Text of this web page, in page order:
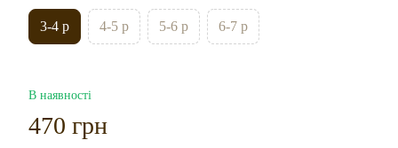
3-4 р 4-5 р 5-6 р 6-7 р
В наявності
470 грн